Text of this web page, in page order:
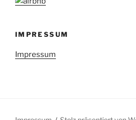
IMPRESSUM
Impressum